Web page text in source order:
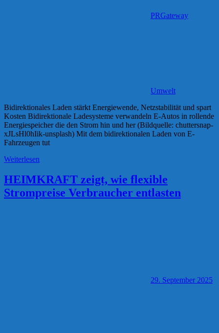
PRGateway
Umwelt
Bidirektionales Laden stärkt Energiewende, Netzstabilität und spart
Kosten Bidirektionale Ladesysteme verwandeln E-Autos in rollende
Energiespeicher die den Strom hin und her (Bildquelle: chuttersnap-
xJLsHl0hIik-unsplash) Mit dem bidirektionalen Laden von E-
Fahrzeugen tut
Weiterlesen
HEIMKRAFT zeigt, wie flexible
Strompreise Verbraucher entlasten
29. September 2025